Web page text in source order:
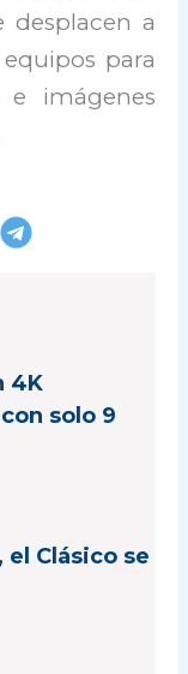
desplacen a
para
e imágenes
4K
solo 9
el Clásico se